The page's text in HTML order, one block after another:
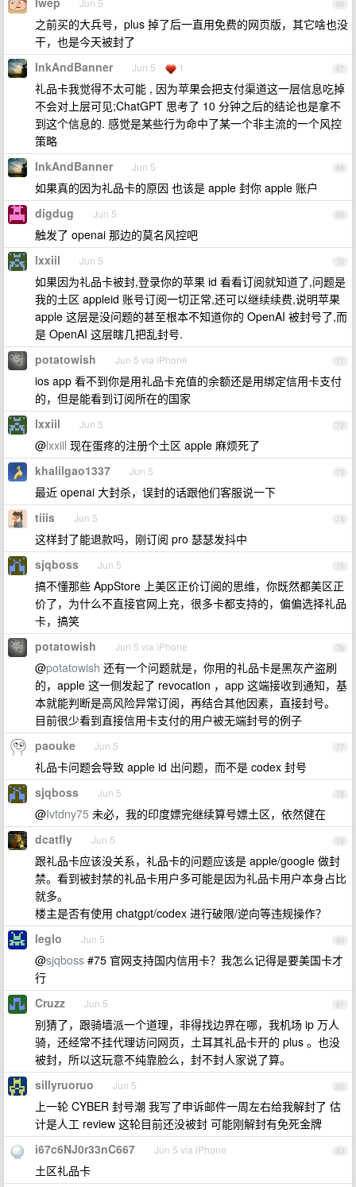
66
Jun 5
之前买的大兵号，plus 掉了后一直用免费的网页版，其它啥也没
干，也是今天被封了
67
InkAndBanner Jun 5 1
礼品卡我觉得不太可能 , 因为苹果会把支付渠道这一层信息吃掉
不会对上层可见;ChatGPT 思考了 10 分钟之后的结论也是拿不
到这个信息的. 感觉是某些行为命中了某一个非主流的一个风控
策略
68
InkAndBanner Jun 5
如果真的因为礼品卡的原因 也该是 apple 封你 apple 账户
69
digdug Jun 5
触发了 openai 那边的莫名风控吧
70
lxxiil Jun 5
如果因为礼品卡被封,登录你的苹果 id 看看订阅就知道了,问题是
我的土区 appleid 账号订阅一切正常,还可以继续续费,说明苹果
apple 这层是没问题的甚至根本不知道你的 OpenAI 被封号了,而
是 OpenAI 这层瞎几把乱封号.
71
potatowish Jun 5 via iPhone
ios app 看不到你是用礼品卡充值的余额还是用绑定信用卡支付
的，但是能看到订阅所在的国家
72
lxxiil Jun 5
@lxxiil 现在蛋疼的注册个土区 apple 麻烦死了
73
khalilgao1337 Jun 5
最近 openai 大封杀，误封的话跟他们客服说一下
74
tiiis Jun 5
这样封了能退款吗，刚订阅 pro 瑟瑟发抖中
75
sjqboss Jun 5
搞不懂那些 AppStore 上美区正价订阅的思维，你既然都美区正
价了，为什么不直接官网上充，很多卡都支持的，偏偏选择礼品
卡，搞笑
76
potatowish Jun 5 via iPhone
@potatowish 还有一个问题就是，你用的礼品卡是黑灰产盗刷
的，apple 这一侧发起了 revocation ，app 这端接收到通知，基
本就能判断是高风险异常订阅，再结合其他因素，直接封号。
目前很少看到直接信用卡支付的用户被无端封号的例子
77
paouke Jun 5
礼品卡问题会导致 apple id 出问题，而不是 codex 封号
78
sjqboss Jun 5
@Ivtdny75 未必，我的印度嫖完继续算号嫖土区，依然健在
79
dcatfly Jun 5
跟礼品卡应该没关系，礼品卡的问题应该是 apple/google 做封
禁。看到被封禁的礼品卡用户多可能是因为礼品卡用户本身占比
就多。
楼主是否有使用 chatgpt/codex 进行破限/逆向等违规操作？
80
leglo Jun 5
@sjqboss #75 官网支持国内信用卡？我怎么记得是要美国卡才
行
81
Cruzz Jun 5
别猜了，跟骑墙派一个道理，非得找边界在哪，我机场 ip 万人
骑，还经常不挂代理访问网页，土耳其礼品卡开的 plus 。也没
被封，所以这玩意不纯靠脸么，封不封人家说了算。
82
sillyruoruo Jun 5
上一轮 CYBER 封号潮 我写了申诉邮件一周左右给我解封了 估
计是人工 review 这轮目前还没被封 可能刚解封有免死金牌
83
i67c6NJ0r33nC667 Jun 5 via iPhone
土区礼品卡